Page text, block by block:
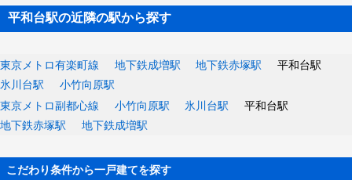
平和台駅の近隣の駅から探す
東京メトロ有楽町線 地下鉄成増駅 地下鉄赤塚駅
平和台駅
氷川台駅
小竹向原駅
東京メトロ副都心線
小竹向原駅 氷川台駅
平和台駅
地下鉄赤塚駅
地下鉄成増駅
こだわり条件から一戸建てを探す